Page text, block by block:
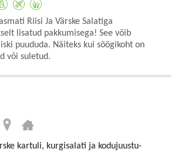
Riisi Ja Värske Salatiga
lisatud pakkumisega! See võib
puududa. Näiteks kui söögikoht on
või suletud.
kartuli, kurgisalati ja kodujuustu-